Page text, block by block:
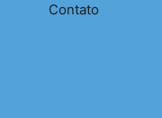
Contato